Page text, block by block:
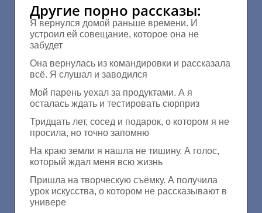
Другие порно рассказы:
Я вернулся домой раньше времени. И
устроил ей совещание, которое она не
забудет
Она вернулась из командировки и рассказала
всё. Я слушал и заводился
Мой парень уехал за продуктами. А я
осталась ждать и тестировать сюрприз
Тридцать лет, сосед и подарок, о котором я не
просила, но точно запомню
На краю земли я нашла не тишину. А голос,
который ждал меня всю жизнь
Пришла на творческую съёмку. А получила
урок искусства, о котором не рассказывают в
универе